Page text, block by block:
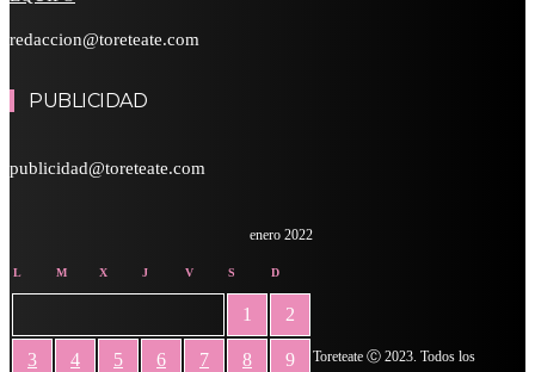
redaccion@toreteate.com
PUBLICIDAD
publicidad@toreteate.com
enero 2022
L M X J V S D
1 2
3 4 5 6 7 8 9
Toreteate Ⓒ 2023. Todos los